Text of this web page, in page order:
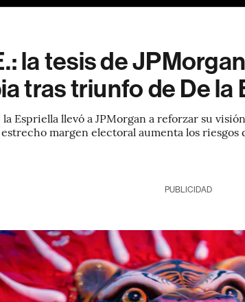
la tesis de
tras triunfo de De la
Espriella llevó a JPMorgan a reforzar su
margen electoral aumenta los riesgos
PUBLICIDAD